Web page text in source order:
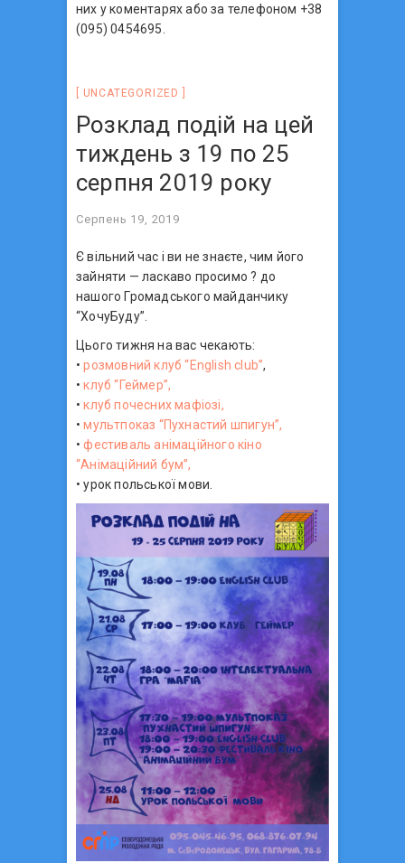
них у коментарях або за телефоном +38
(095) 0454695.
UNCATEGORIZED
Розклад подій на цей
тиждень з 19 по 25
серпня 2019 року
Серпень 19, 2019
Є вільний час і ви не знаєте, чим його
зайняти — ласкаво просимо ?‍ до
нашого Громадського майданчику
“ХочуБуду”.
Цього тижня на вас чекають:
•розмовний клуб “English club”,
•клуб “Геймер”,
•клуб почесних мафіозі,
•мультпоказ “Пухнастий шпигун”,
•фестиваль анімаційного кіно
“Анімаційний бум”,
• урок польської мови.